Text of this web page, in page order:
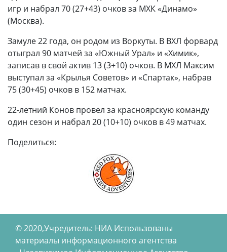
игр и набрал 70 (27+43) очков за МХК «Динамо»
(Москва).
Замуле 22 года, он родом из Воркуты. В ВХЛ форвард
отыграл 90 матчей за «Южный Урал» и «Химик»,
записав в свой актив 13 (3+10) очков. В МХЛ Максим
выступал за «Крылья Советов» и «Спартак», набрав
75 (30+45) очков в 152 матчах.
22-летний Конов провел за красноярскую команду
один сезон и набрал 20 (10+10) очков в 49 матчах.
Поделиться:
© 2020,Учредитель: НИА Использованы
материалы информационного агентства